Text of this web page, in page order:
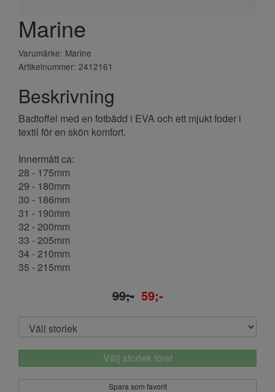
Marine
Varumärke: Marine
Artikelnummer: 2412161
Beskrivning
Badtoffel med en fotbädd i EVA och ett mjukt foder i
textil för en skön komfort.
Innermått ca:
28 - 175mm
29 - 180mm
30 - 186mm
31 - 190mm
32 - 200mm
33 - 205mm
34 - 210mm
35 - 215mm
99;- 59;-
Välj storlek först
Spara som favorit